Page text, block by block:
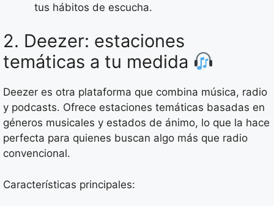
tus hábitos de escucha.
2. Deezer: estaciones
temáticas a tu medida
Deezer es otra plataforma que combina música, radio
y podcasts. Ofrece estaciones temáticas basadas en
géneros musicales y estados de ánimo, lo que la hace
perfecta para quienes buscan algo más que radio
convencional.
Características principales: